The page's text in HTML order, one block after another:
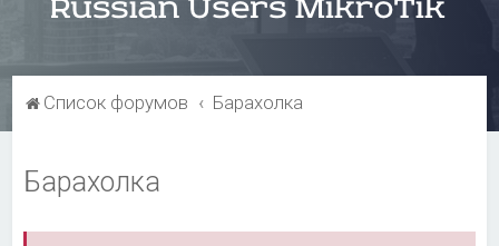
Список форумов Барахолка
Барахолка